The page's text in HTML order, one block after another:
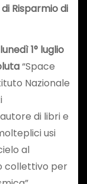
Risparmio di
lunedì 1° luglio
“Space
Nazionale
di libri e
usi
al
collettivo per